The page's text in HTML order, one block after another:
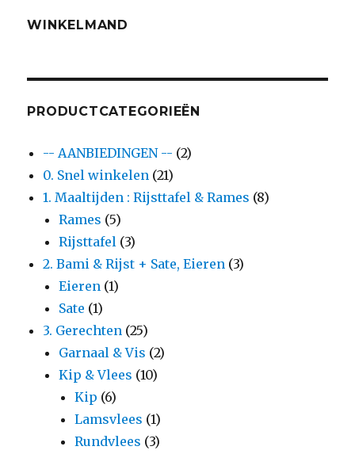
WINKELMAND
PRODUCTCATEGORIEËN
-- AANBIEDINGEN -- (2)
0. Snel winkelen (21)
1. Maaltijden : Rijsttafel & Rames (8)
Rames (5)
Rijsttafel (3)
2. Bami & Rijst + Sate, Eieren (3)
Eieren (1)
Sate (1)
3. Gerechten (25)
Garnaal & Vis (2)
Kip & Vlees (10)
Kip (6)
Lamsvlees (1)
Rundvlees (3)